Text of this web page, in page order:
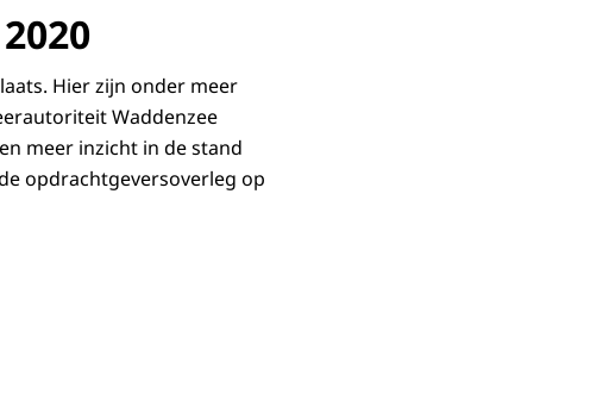
Hier zijn onder meer
Waddenzee
meer inzicht in de stand
opdrachtgeversoverleg op